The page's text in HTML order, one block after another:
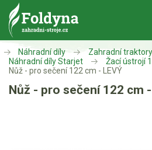
Zahradní traktory
Zahradní ridery
Náhradní díly
Zahradní traktory
Náhradní díly Starjet
Žací ústrojí
Nůž - pro sečení 122 cm - LEVÝ
Nůž - pro sečení 122 cm